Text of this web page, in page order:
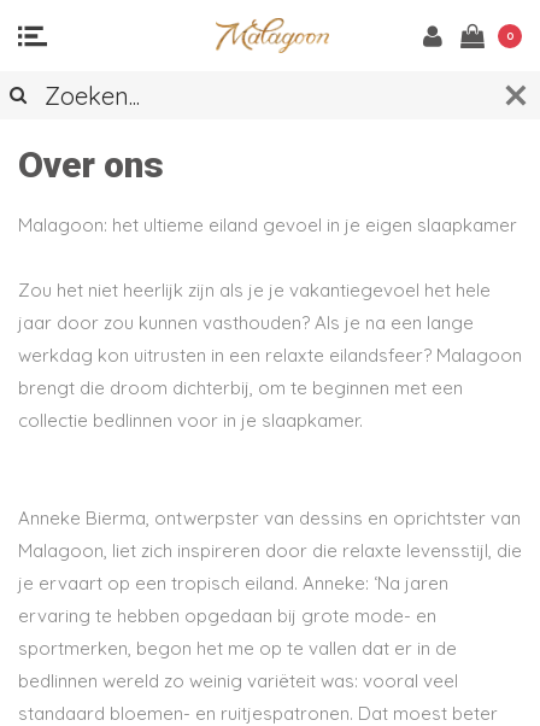
0
Over ons
Malagoon: het ultieme eiland gevoel in je eigen slaapkamer
Zou het niet heerlijk zijn als je je vakantiegevoel het hele
jaar door zou kunnen vasthouden? Als je na een lange
werkdag kon uitrusten in een relaxte eilandsfeer? Malagoon
brengt die droom dichterbij, om te beginnen met een
collectie bedlinnen voor in je slaapkamer.
Anneke Bierma, ontwerpster van dessins en oprichtster van
Malagoon, liet zich inspireren door die relaxte levensstijl, die
je ervaart op een tropisch eiland. Anneke: ‘Na jaren
ervaring te hebben opgedaan bij grote mode- en
sportmerken, begon het me op te vallen dat er in de
bedlinnen wereld zo weinig variëteit was: vooral veel
standaard bloemen- en ruitjespatronen. Dat moest beter